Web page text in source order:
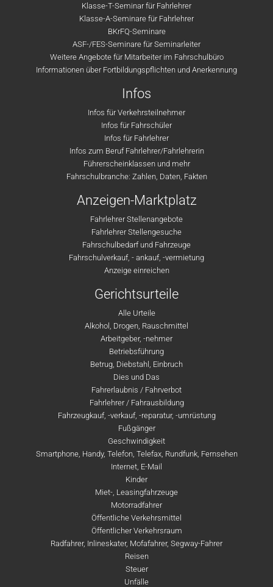
Klasse-T-Seminar für Fahrlehrer
Klasse-A-Seminare für Fahrlehrer
BKrFQ-Seminare
ASF-/FES-Seminare für Seminarleiter
Weitere Angebote für Mitarbeiter im Fahrschulbüro
Informationen über Fortbildungspflichten und Anerkennung
Infos
Infos für Verkehrsteilnehmer
Infos für Fahrschüler
Infos für Fahrlehrer
Infos zum Beruf Fahrlehrer/Fahrlehrerin
Führerscheinklassen und mehr
Fahrschulbranche: Zahlen, Daten, Fakten
Anzeigen-Marktplatz
Fahrlehrer Stellenangebote
Fahrlehrer Stellengesuche
Fahrschulbedarf und Fahrzeuge
Fahrschulverkauf, - ankauf, -vermietung
Anzeige einreichen
Gerichtsurteile
Alle Urteile
Alkohol, Drogen, Rauschmittel
Arbeitgeber, -nehmer
Betriebsführung
Betrug, Diebstahl, Einbruch
Dies und Das
Fahrerlaubnis / Fahrverbot
Fahrlehrer / Fahrausbildung
Fahrzeugkauf, -verkauf, -reparatur, -umrüstung
Fußgänger
Geschwindigkeit
Smartphone, Handy, Telefon, Telefax, Rundfunk, Fernsehen
Internet, E-Mail
Kinder
Miet-, Leasingfahrzeuge
Motorradfahrer
Öffentliche Verkehrsmittel
Öffentlicher Verkehrsraum
Radfahrer, Inlineskater, Mofafahrer, Segway-Fahrer
Reisen
Steuer
Unfälle